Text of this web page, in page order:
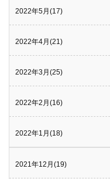
2022年5月(17)
2022年4月(21)
2022年3月(25)
2022年2月(16)
2022年1月(18)
2021年12月(19)